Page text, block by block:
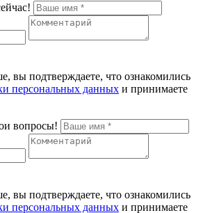
вы подтверждаете, что ознакомились
персональных данных и принимаете
вопросы!
вы подтверждаете, что ознакомились
персональных данных и принимаете